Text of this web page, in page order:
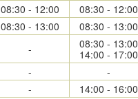
08:30 - 12:00 08:30 - 12:00
08:30 - 13:00 08:30 - 13:00
-
08:30 - 13:00
14:00 - 17:00
- -
- 14:00 - 16:00